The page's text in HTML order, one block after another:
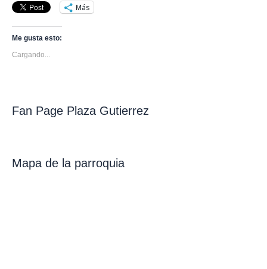
Más
Me gusta esto:
Cargando...
Fan Page Plaza Gutierrez
Mapa de la parroquia